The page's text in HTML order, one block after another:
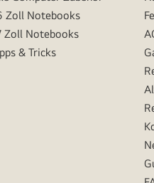
Zoll Notebooks
Zoll Notebooks
& Tricks